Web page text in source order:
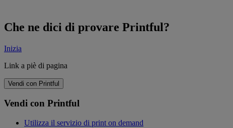
Che ne dici di provare Printful?
Inizia
Link a piè di pagina
Vendi con Printful
Vendi con Printful
Utilizza il servizio di print on demand